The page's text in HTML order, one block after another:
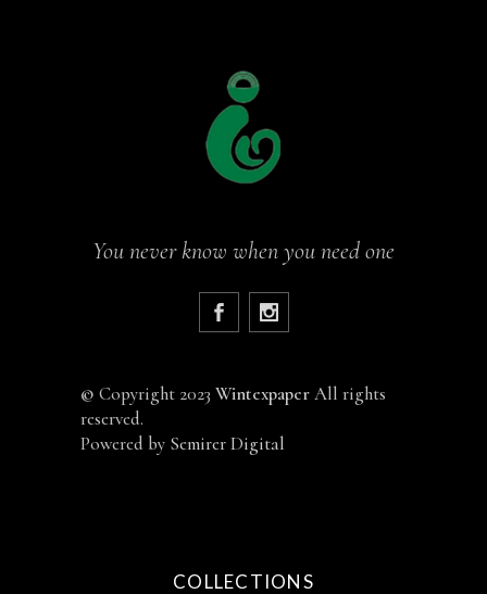
You never know when you need one
© Copyright 2023 WintexpaperAll rights
reserved.
Powered by Semirer Digital
COLLECTIONS